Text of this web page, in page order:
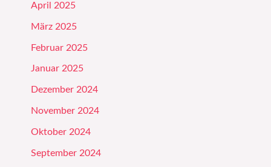
April 2025
März 2025
Februar 2025
Januar 2025
Dezember 2024
November 2024
Oktober 2024
September 2024